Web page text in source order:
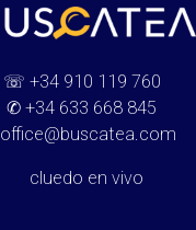
☏ +34 910 119 760
✆ +34 633 668 845
office@buscatea.com
cluedo en vivo